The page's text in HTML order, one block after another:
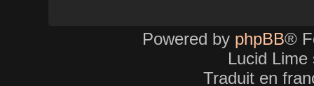
Powered by phpBB®
Lucid
Traduit en